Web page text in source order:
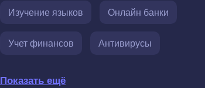
Изучение языков Онлайн банки
Учет финансов Антивирусы
Показать ещё